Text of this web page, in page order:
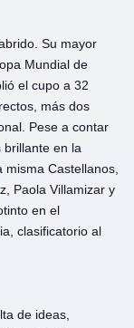
Su mayor
Mundial de
el cupo a 32
más dos
Pese a contar
en la
Castellanos,
Paola Villamizar y
en el
clasificatorio al
de ideas,